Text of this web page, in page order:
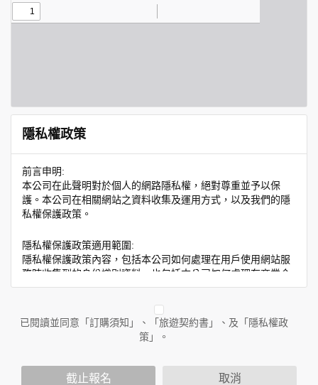
隱私權政策
前言申明:
本公司在此聲明對於個人的網路隱私權，絕對尊重並予以保
護。本公司在相關網站之資料收集及運用方式，以及我們的隱
私權保護政策。
隱私權保護政策適用範圍:
隱私權保護政策內容，包括本公司如何處理在用戶使用網站服
務時收集到的身份識別資料，也包括本公司如何處理在商業合
作與本公司合作時分享的任何身份識別資料。隱私權保護政策
人員。例如您透過本公司旗下網站上的廣告廠商連結，這些置
放連結的廠商也可能蒐集您個人的資料。對於您主動提供的個
人資訊，這些廣告廠商或連結網站有其個別的隱私權保護政
您個人在本網站上的聊天室或討論區中任意公開個人資料的行
已閱讀並同意「訂購須知」、「旅遊契約書」、及「隱私權政
策」。
截止報名 取消